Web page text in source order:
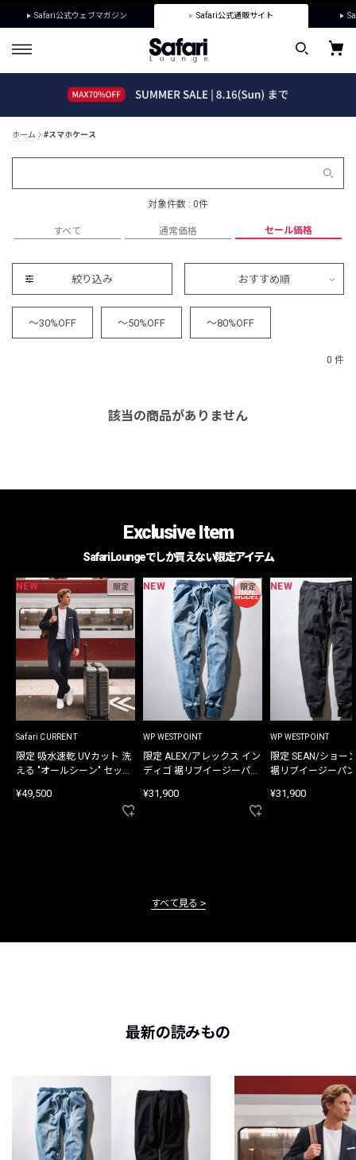
Safari公式ウェブマガジン Safari公式通販サイト
ホーム #スマホケース
対象件数 : 0件
すべて 通常価格 セール価格
絞り込み おすすめ順
～30%OFF ～50%OFF ～80%OFF
0 件
該当の商品がありません
Exclusive Item
Safari Loungeでしか買えない限定アイテム
NEW 限定
Safari CURRENT
限定 吸水速乾 UVカット 洗
える "オールシーン" セット
¥49,500
NEW 限定
WP WESTPOINT
限定 ALEX/アレックス イン
ディゴ 裾リブイージーパン
¥31,900
NEW
WP WESTPOINT
限定 SEAN/ショー
裾リブイージーパ
¥31,900
すべて見る
最新の読みもの